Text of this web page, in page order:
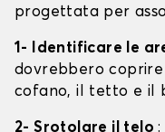
progettata per
1- Identificare le
dovrebbero
cofano, il tetto e il
2- Srotolare il telo: